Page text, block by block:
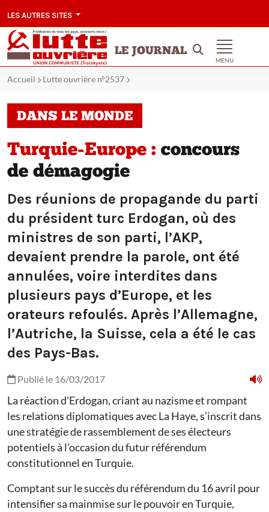
LES AUTRES SITES
LE JOURNAL
MENU
Accueil Lutte ouvrière n°2537
DANS LE MONDE
Turquie-Europe : concours
de démagogie
Des réunions de propagande du parti
du président turc Erdogan, où des
ministres de son parti, l’AKP,
devaient prendre la parole, ont été
annulées, voire interdites dans
plusieurs pays d’Europe, et les
orateurs refoulés. Après l’Allemagne,
l’Autriche, la Suisse, cela a été le cas
des Pays-Bas.
Publié le 16/03/2017
La réaction d’Erdogan, criant au nazisme et rompant
les relations diplomatiques avec La Haye, s’inscrit dans
une stratégie de rassemblement de ses électeurs
potentiels à l’occasion du futur référendum
constitutionnel en Turquie.
Comptant sur le succès du référendum du 16 avril pour
intensifier sa mainmise sur le pouvoir en Turquie,